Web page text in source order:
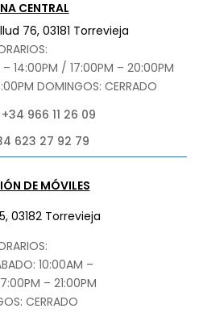
CENTRAL
76, 03181 Torrevieja
– 14:00PM / 17:00PM – 20:00PM
DOMINGOS: CERRADO
+34 966 11 26 09
623 27 92 79
DE MÓVILES
03182 Torrevieja
10:00AM –
– 21:00PM
CERRADO